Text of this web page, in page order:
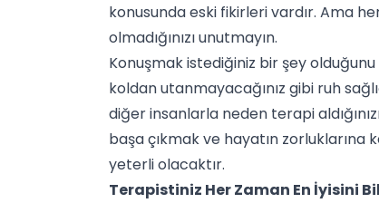
konusunda eski fikirleri vardır. Ama
olmadığınızı unutmayın.
Konuşmak istediğiniz bir şey olduğunu
koldan utanmayacağınız gibi ruh
diğer insanlarla neden terapi
başa çıkmak ve hayatın zorluklarına
yeterli olacaktır.
Terapistiniz Her Zaman En İyisini